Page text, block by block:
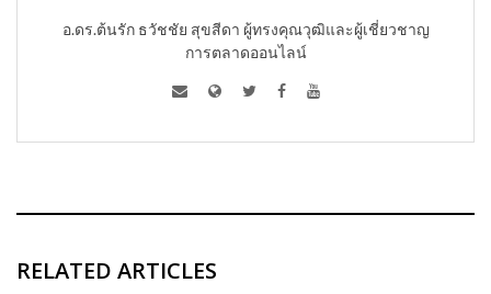
อ.ดร.ต้นรัก ธวัชชัย สุขสีดา ผู้ทรงคุณวุฒิและผู้เชี่ยวชาญ
การตลาดออนไลน์
RELATED ARTICLES